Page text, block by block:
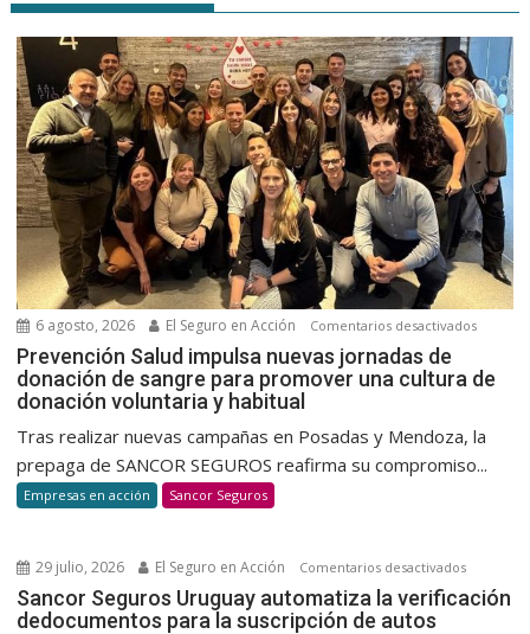
6 agosto, 2026 El Seguro en Acción Comentarios desactivadosen
Salud
Prevención Salud impulsa nuevas jornadas de
donación de sangre para promover una cultura de
donación voluntaria y habitual
Tras realizar nuevas campañas en Posadas y Mendoza, la
prepaga de SANCOR SEGUROS reafirma su compromiso...
Empresas en acción Sancor Seguros
29 julio, 2026 El Seguro en Acción Comentarios desactivadosen
Sancor
Sancor Seguros Uruguay automatiza la verificación
dedocumentos para la suscripción de autos